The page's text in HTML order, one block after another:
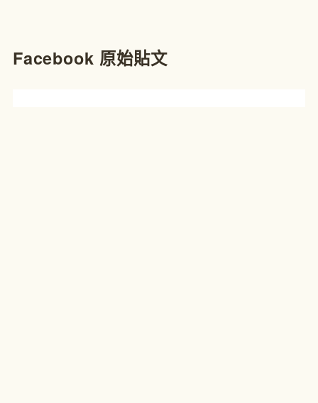
Facebook 原始貼文